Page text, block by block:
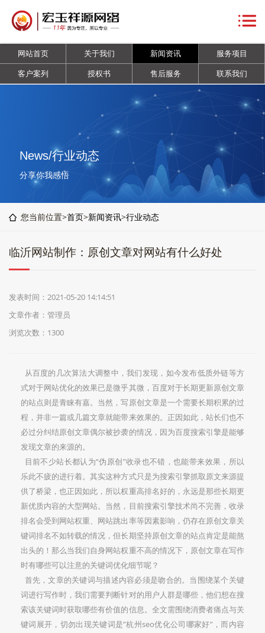
站
首
关
于
新
列
书
后
联
网站首页 关于我们 新闻资讯
服务项目
客户案列
授权书 售后服务 联系我们
News/行业动态
分享你我感悟
您当前位置>首页>新闻资讯>行业动态
临沂网站制作：原创文章对网站有什么好处
发表时间：2021-05-20 14:14:51
文章作者：管理员
浏览次数：1300
从百度的几次算法大调整中，我们发现，如今发布低质外链等方
式对于网站优化的效果已是微乎其微，百度对于长期更新原创文章
的站点则是青睐有嘉。当然，写原创文章是一个需要长期积累的过
程，并非一篇或几篇文章就能带来效果的。正因如此，站长们也不
必过分纠结原创文章偶尔被抄袭的情况，因为百度搜索引擎是能够
发现文章的来源的。
目前不少站长都认为“伪原创”收录也不错，也能带来效果，所以
乐此不疲的进行着。其实这种方式只是为搜索引擎抓取原文来源提
供了桥梁，也正因如此，所以权重高排名好的，永远是那些长期更
新优质内容的大型网站。当然，目前搜索引擎技术尚不完善，收录
排名会受到网站权重、网站跳出率等因素影响，仍存在原创文章关
键词排名不如转载的情况，但长期坚持原创文章的站点肯定是能熬
出头的！那么当我们自身网站权重不高的情况下，原创文章在写作
时有哪些可以注意的关键词优化细节呢？
首先，文章的关键词与描述内容必须是吻合的。当围绕某个关键
词进行写作时，我们需要判断针对的用户人群是哪些，他们想在搜
索该关键词时获取哪些有价值的信息。全文需围绕消费者痛点与关
键词展开，切勿出现关键词是”杭州seo优化公司哪家好”，而内容